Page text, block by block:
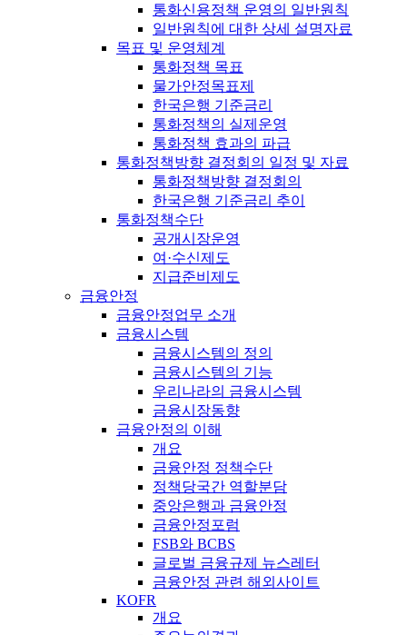
통화신용정책 운영의 일반원칙
일반원칙에 대한 상세 설명자료
목표 및 운영체계
통화정책 목표
물가안정목표제
한국은행 기준금리
통화정책의 실제운영
통화정책 효과의 파급
통화정책방향 결정회의 일정 및 자료
통화정책방향 결정회의
한국은행 기준금리 추이
통화정책수단
공개시장운영
여·수신제도
지급준비제도
금융안정
금융안정업무 소개
금융시스템
금융시스템의 정의
금융시스템의 기능
우리나라의 금융시스템
금융시장동향
금융안정의 이해
개요
금융안정 정책수단
정책당국간 역할분담
중앙은행과 금융안정
금융안정포럼
FSB와 BCBS
글로벌 금융규제 뉴스레터
금융안정 관련 해외사이트
KOFR
개요